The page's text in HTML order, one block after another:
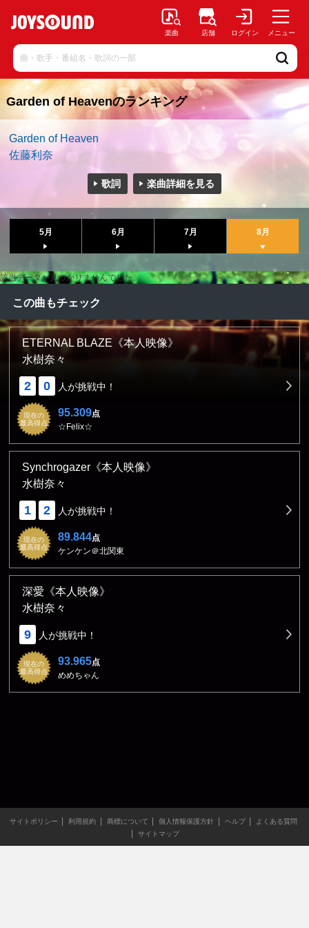
楽曲 店舗 ログイン メニュー
Garden of Heavenのランキング
Garden of Heaven
佐藤利奈
歌詞 楽曲詳細を見る
5月 6月 7月 8月
該当データが見つかりませんでした。
この曲もチェック
ETERNAL BLAZE《本人映像》
水樹奈々
2 0 人が挑戦中！
現在の
最高得点
95.309点
☆Felix☆
Synchrogazer《本人映像》
水樹奈々
1 2 人が挑戦中！
現在の
最高得点
89.844点
ケンケン＠北関東
深愛《本人映像》
水樹奈々
9 人が挑戦中！
現在の
最高得点
93.965点
めめちゃん
サイトポリシー 利用規約 商標について 個人情報保護方針 ヘルプ
よくある質問
サイトマップ